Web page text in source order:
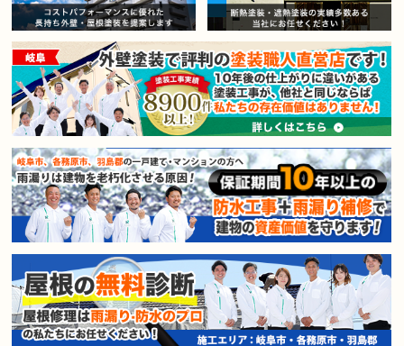
賃貸マンション・アパートオー